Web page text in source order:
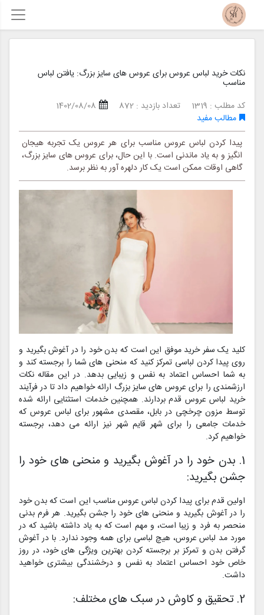
نکات خرید لباس عروس برای عروس های سایز بزرگ: یافتن لباس
مناسب
کد مطلب : 1319
تعداد بازدید : 872
1402/08/08
مطالب مفید
پیدا کردن لباس عروس مناسب برای هر عروس یک تجربه هیجان
انگیز و به یاد ماندنی است. با این حال، برای عروس های سایز بزرگ،
گاهی اوقات ممکن است یک کار دلهره آور به نظر برسد.
کلید یک سفر خرید موفق این است که بدن خود را در آغوش بگیرید و
روی پیدا کردن لباسی تمرکز کنید که منحنی های شما را برجسته کند و
به شما احساس اعتماد به نفس و زیبایی بدهد. در این مقاله نکات
ارزشمندی را برای عروس های سایز بزرگ ارائه خواهیم داد تا در فرآیند
خرید لباس عروس قدم بردارند. همچنین خدمات استثنایی ارائه شده
توسط مزون چرخچی در بابل، مقصدی مشهور برای لباس عروس که
خدمات جامعی را برای شهر قایم شهر نیز ارائه می دهد، برجسته
خواهیم کرد.
1. بدن خود را در آغوش بگیرید و منحنی های خود را
جشن بگیرید:
اولین قدم برای پیدا کردن لباس عروس مناسب این است که بدن خود
را در آغوش بگیرید و منحنی های خود را جشن بگیرید. هر فرم بدنی
منحصر به فرد و زیبا است، و مهم است که به یاد داشته باشید که در
مورد مد لباس عروس، هیچ لباسی برای همه وجود ندارد. با در آغوش
گرفتن بدن و تمرکز بر برجسته کردن بهترین ویژگی های خود، در روز
خاص خود احساس اعتماد به نفس و درخشندگی بیشتری خواهید
داشت.
2. تحقیق و کاوش در سبک های مختلف: